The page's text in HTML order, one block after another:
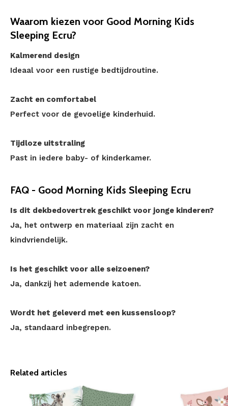
Waarom kiezen voor Good Morning Kids
Sleeping Ecru?
Kalmerend design
Ideaal voor een rustige bedtijdroutine.
Zacht en comfortabel
Perfect voor de gevoelige kinderhuid.
Tijdloze uitstraling
Past in iedere baby- of kinderkamer.
FAQ - Good Morning Kids Sleeping Ecru
Is dit dekbedovertrek geschikt voor jonge kinderen?
Ja, het ontwerp en materiaal zijn zacht en
kindvriendelijk.
Is het geschikt voor alle seizoenen?
Ja, dankzij het ademende katoen.
Wordt het geleverd met een kussensloop?
Ja, standaard inbegrepen.
Related articles